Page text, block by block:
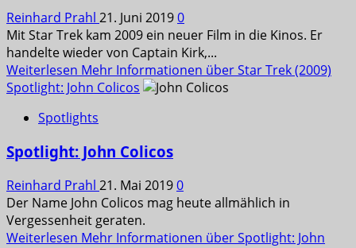
Reinhard Prahl 21. Juni 20190
Mit Star Trek kam 2009 ein neuer Film in die Kinos. Er
handelte wieder von Captain Kirk,...
Weiterlesen Mehr Informationen über Star Trek (2009)
Spotlight: John Colicos
Spotlights
Spotlight: John Colicos
Reinhard Prahl 21. Mai 20190
Der Name John Colicos mag heute allmählich in
Vergessenheit geraten.
Weiterlesen Mehr Informationen über Spotlight: John